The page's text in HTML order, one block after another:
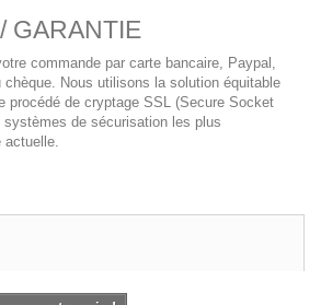
GARANTIE
commande par carte bancaire, Paypal,
chèque. Nous utilisons la solution équitable
procédé de cryptage SSL (Secure Socket
systèmes de sécurisation les plus